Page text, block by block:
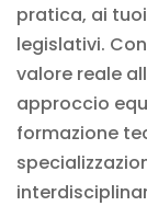
pratica, ai
legislativi.
valore reale
approccio
formazione